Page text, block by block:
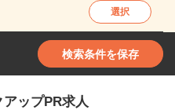
選択
検索条件を保存
ップPR求人